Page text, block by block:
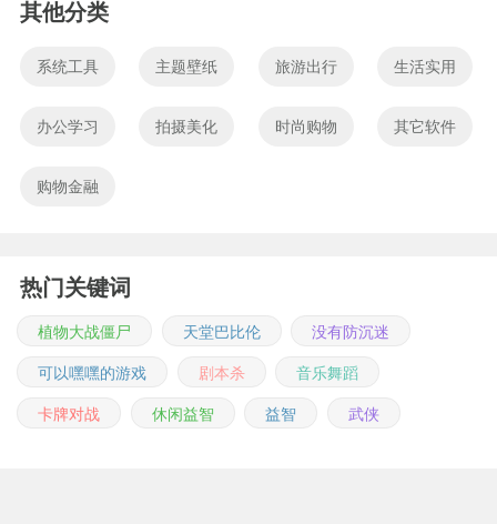
其他分类
系统工具 主题壁纸 旅游出行 生活实用
办公学习 拍摄美化 时尚购物 其它软件
购物金融
热门关键词
植物大战僵尸 天堂巴比伦
没有防沉迷
可以嘿嘿的游戏
剧本杀
音乐舞蹈
卡牌对战
休闲益智 益智 武侠